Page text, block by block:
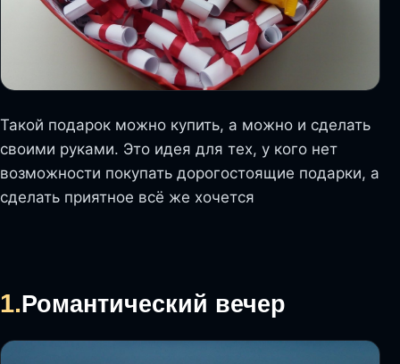
Такой подарок можно купить, а можно и сделать
своими руками. Это идея для тех, у кого нет
возможности покупать дорогостоящие подарки, а
сделать приятное всё же хочется
1.Романтический вечер